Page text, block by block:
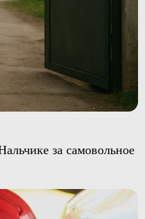
за самовольное